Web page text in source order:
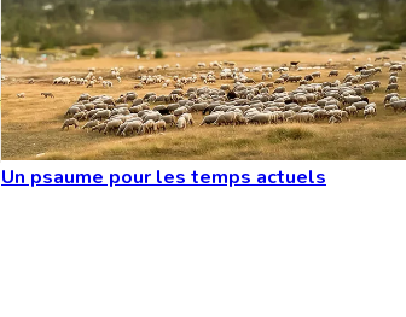
Un psaume pour les temps actuels